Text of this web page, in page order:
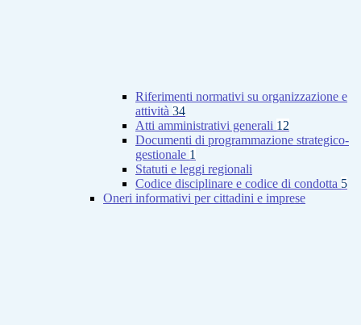
Riferimenti normativi su organizzazione e
attività 34
Atti amministrativi generali 12
Documenti di programmazione strategico-
gestionale 1
Statuti e leggi regionali
Codice disciplinare e codice di condotta 5
Oneri informativi per cittadini e imprese